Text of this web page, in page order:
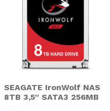
SEAGATE IronWolf NAS
8TB 3,5'' SATA3 256MB